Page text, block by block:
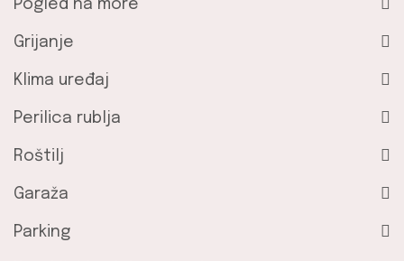
Pogled na more
Grijanje
Klima uređaj
Perilica rublja
Roštilj
Garaža
Parking